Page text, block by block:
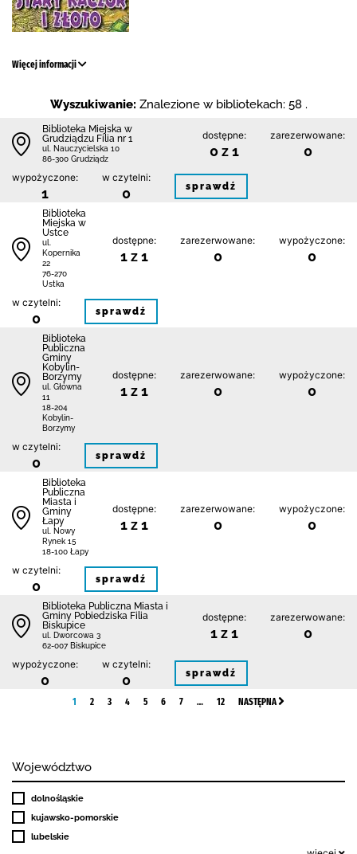
Więcej informacji
Wyszukiwanie: Znalezione w bibliotekach: 58 .
Biblioteka Miejska w
Grudziądzu Filia nr 1
ul. Nauczycielska 10
86-300 Grudziądz
dostępne:
0 z 1
zarezerwowane:
0
wypożyczone:
1
w czytelni:
0 sprawdź
Biblioteka
Miejska w
Ustce
ul.
Kopernika
22
76-270
Ustka
dostępne:
1 z 1
zarezerwowane:
0
wypożyczone:
0
w czytelni:
0 sprawdź
Biblioteka
Publiczna
Gminy
Kobylin-
Borzymy
ul. Główna
11
18-204
Kobylin-
Borzymy
dostępne:
1 z 1
zarezerwowane:
0
wypożyczone:
0
w czytelni:
0 sprawdź
Biblioteka
Publiczna
Miasta i
Gminy
Łapy
ul. Nowy
Rynek 15
18-100 Łapy
dostępne:
1 z 1
zarezerwowane:
0
wypożyczone:
0
w czytelni:
0 sprawdź
Biblioteka Publiczna Miasta i
Gminy Pobiedziska Filia
Biskupice
ul. Dworcowa 3
62-007 Biskupice
dostępne:
1 z 1
zarezerwowane:
0
wypożyczone:
0
w czytelni:
0 sprawdź
1 2 3 4 5 6 7 … 12 NASTĘPNA
Województwo
dolnośląskie
kujawsko-pomorskie
lubelskie